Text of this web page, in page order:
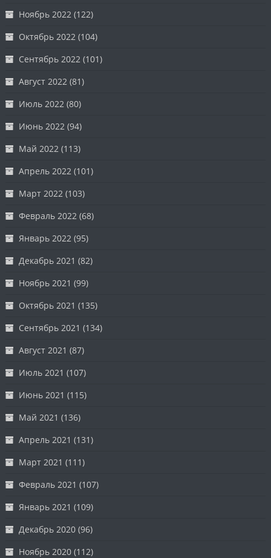
Ноябрь 2022 (122)
Октябрь 2022 (104)
Сентябрь 2022 (101)
Август 2022 (81)
Июль 2022 (80)
Июнь 2022 (94)
Май 2022 (113)
Апрель 2022 (101)
Март 2022 (103)
Февраль 2022 (68)
Январь 2022 (95)
Декабрь 2021 (82)
Ноябрь 2021 (99)
Октябрь 2021 (135)
Сентябрь 2021 (134)
Август 2021 (87)
Июль 2021 (107)
Июнь 2021 (115)
Май 2021 (136)
Апрель 2021 (131)
Март 2021 (111)
Февраль 2021 (107)
Январь 2021 (109)
Декабрь 2020 (96)
Ноябрь 2020 (112)